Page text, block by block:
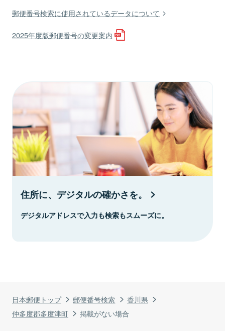
日本郵便トップ 郵便番号検索
香川県
仲多度郡多度津町
掲載がない場合
郵便番号検索に使用されているデータについて
2025年度版郵便番号の変更案内
住所に、デジタルの確かさを。
デジタルアドレスで入力も検索もスムーズに。